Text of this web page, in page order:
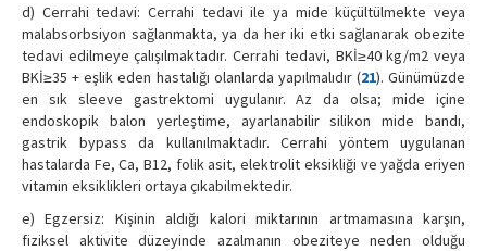
d) Cerrahi tedavi: Cerrahi tedavi ile ya mide küçültülmekte veya
malabsorbsiyon sağlanmakta, ya da her iki etki sağlanarak obezite
tedavi edilmeye çalışılmaktadır. Cerrahi tedavi, BKİ≥40 kg/m2 veya
BKİ≥35 + eşlik eden hastalığı olanlarda yapılmalıdır (21). Günümüzde
en sık sleeve gastrektomi uygulanır. Az da olsa; mide içine
endoskopik balon yerleştime, ayarlanabilir silikon mide bandı,
gastrik bypass da kullanılmaktadır. Cerrahi yöntem uygulanan
hastalarda Fe, Ca, B12, folik asit, elektrolit eksikliği ve yağda eriyen
vitamin eksiklikleri ortaya çıkabilmektedir.
e) Egzersiz: Kişinin aldığı kalori miktarının artmamasına karşın,
fiziksel aktivite düzeyinde azalmanın obeziteye neden olduğu